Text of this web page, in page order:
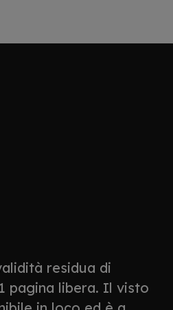
residua di
pagina libera. Il visto